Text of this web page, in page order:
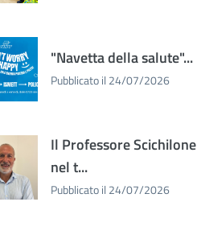
"Navetta della salute"...
Pubblicato il 24/07/2026
Il Professore Scichilone
nel t...
Pubblicato il 24/07/2026